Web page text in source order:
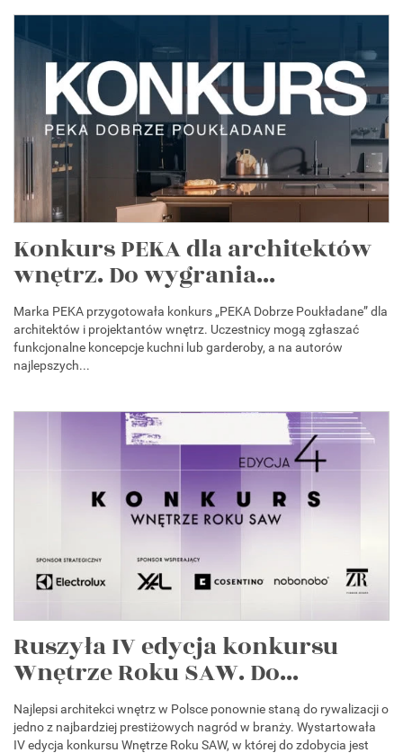
Konkurs PEKA dla architektów
wnętrz. Do wygrania...
Marka PEKA przygotowała konkurs „PEKA Dobrze Poukładane” dla
architektów i projektantów wnętrz. Uczestnicy mogą zgłaszać
funkcjonalne koncepcje kuchni lub garderoby, a na autorów
najlepszych...
Ruszyła IV edycja konkursu
Wnętrze Roku SAW. Do...
Najlepsi architekci wnętrz w Polsce ponownie staną do rywalizacji o
jedno z najbardziej prestiżowych nagród w branży. Wystartowała
IV edycja konkursu Wnętrze Roku SAW, w której do zdobycia jest